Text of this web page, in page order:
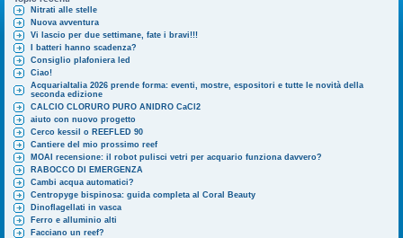
Nitrati alle stelle
Nuova avventura
Vi lascio per due settimane, fate i bravi!!!
I batteri hanno scadenza?
Consiglio plafoniera led
Ciao!
AcquariaItalia 2026 prende forma: eventi, mostre, espositori e tutte le novità della
seconda edizione
CALCIO CLORURO PURO ANIDRO CaCl2
aiuto con nuovo progetto
Cerco kessil o REEFLED 90
Cantiere del mio prossimo reef
MOAI recensione: il robot pulisci vetri per acquario funziona davvero?
RABOCCO DI EMERGENZA
Cambi acqua automatici?
Centropyge bispinosa: guida completa al Coral Beauty
Dinoflagellati in vasca
Ferro e alluminio alti
Facciano un reef?